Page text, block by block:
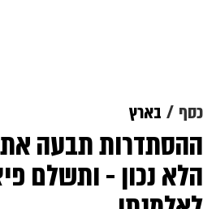
כסף בארץ
ההסתדרות תבעה את
הלא נכון - ותשלם